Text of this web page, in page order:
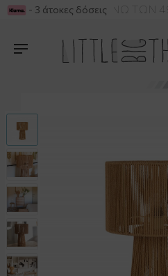
ΓΙΑ ΑΓΟΡΕΣ ΑΝΩ ΤΩΝ
- 3 άτοκες δόσεις